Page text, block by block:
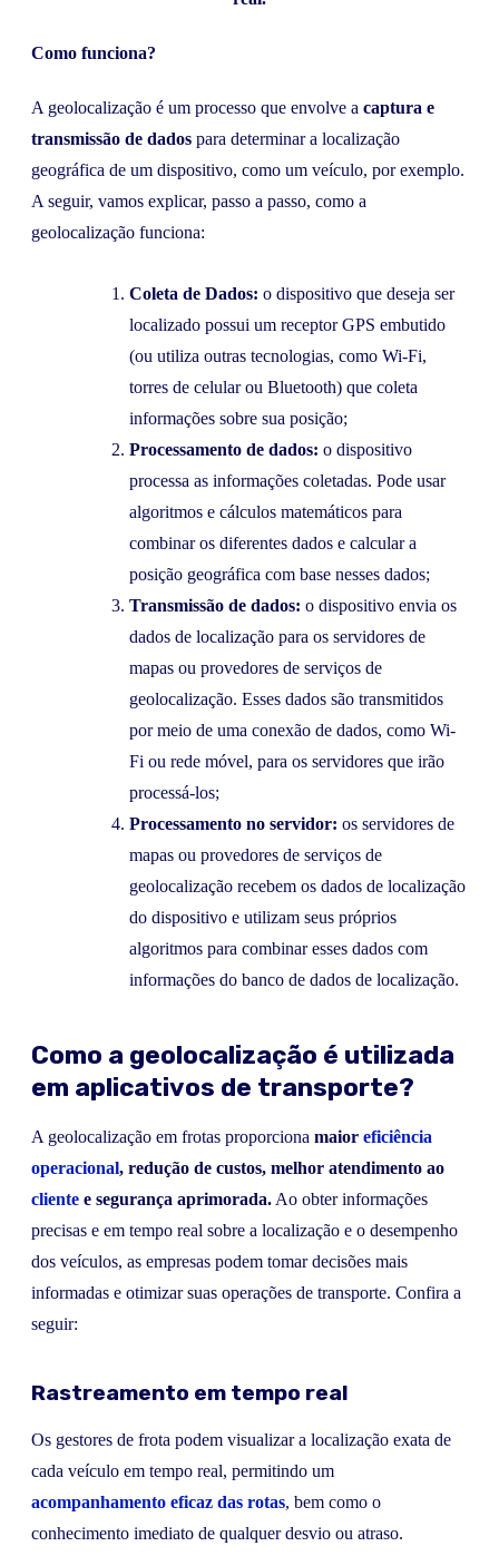
Como funciona?
A geolocalização é um processo que envolve a captura e
transmissão de dados para determinar a localização
geográfica de um dispositivo, como um veículo, por exemplo.
A seguir, vamos explicar, passo a passo, como a
geolocalização funciona:
Coleta de Dados: o dispositivo que deseja ser
localizado possui um receptor GPS embutido
(ou utiliza outras tecnologias, como Wi-Fi,
torres de celular ou Bluetooth) que coleta
informações sobre sua posição;
Processamento de dados: o dispositivo
processa as informações coletadas. Pode usar
algoritmos e cálculos matemáticos para
combinar os diferentes dados e calcular a
posição geográfica com base nesses dados;
Transmissão de dados: o dispositivo envia os
dados de localização para os servidores de
mapas ou provedores de serviços de
geolocalização. Esses dados são transmitidos
por meio de uma conexão de dados, como Wi-
Fi ou rede móvel, para os servidores que irão
processá-los;
Processamento no servidor: os servidores de
mapas ou provedores de serviços de
geolocalização recebem os dados de localização
do dispositivo e utilizam seus próprios
algoritmos para combinar esses dados com
informações do banco de dados de localização.
Como a geolocalização é utilizada
em aplicativos de transporte?
A geolocalização em frotas proporciona maior eficiência
operacional, redução de custos, melhor atendimento ao
cliente e segurança aprimorada. Ao obter informações
precisas e em tempo real sobre a localização e o desempenho
dos veículos, as empresas podem tomar decisões mais
informadas e otimizar suas operações de transporte. Confira a
seguir:
Rastreamento em tempo real
Os gestores de frota podem visualizar a localização exata de
cada veículo em tempo real, permitindo um
acompanhamento eficaz das rotas, bem como o
conhecimento imediato de qualquer desvio ou atraso.